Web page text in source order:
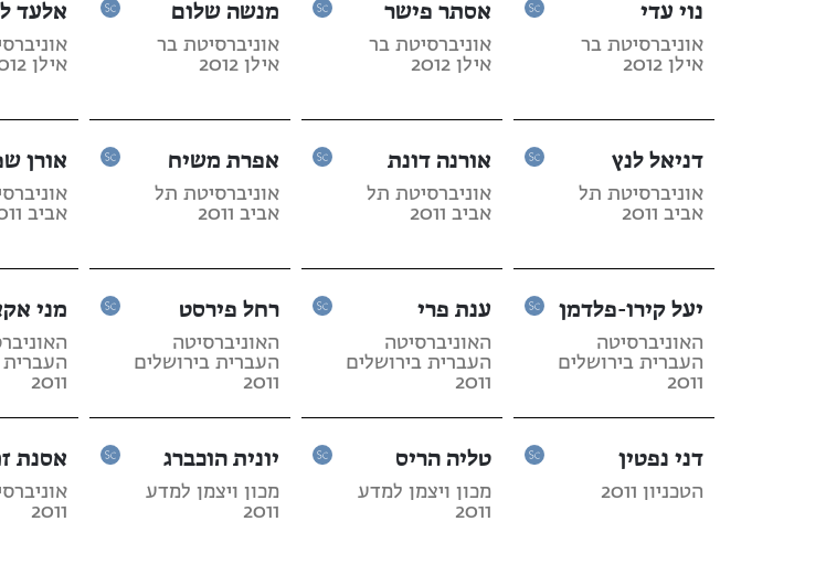
נוי עדי
אוניברסיטת בר
אילן 2012
אסתר פישר
אוניברסיטת בר
אילן 2012
מנשה שלום
אוניברסיטת בר
אילן 2012
אלעד
אילן 2012
דניאל לנץ
אוניברסיטת תל
אביב 2011
אורנה דונת
אוניברסיטת תל
אביב 2011
אפרת משיח
אוניברסיטת תל
אביב 2011
אורן
אביב 2011
יעל קירו-פלדמן
האוניברסיטה
העברית בירושלים
2011
ענת פרי
האוניברסיטה
העברית בירושלים
2011
רחל פירסט
האוניברסיטה
העברית בירושלים
2011
מני
העברית
2011
דני נפטין
הטכניון 2011
טליה הריס
מכון ויצמן למדע
2011
יונית הוכברג
מכון ויצמן למדע
2011
אסנת
2011